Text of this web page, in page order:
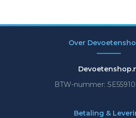
Over
BTW-nummer:
Betaling &